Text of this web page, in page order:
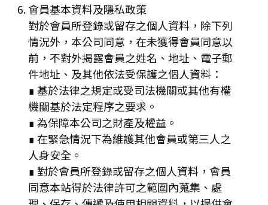
會員基本資料及隱私政策
對於會員所登錄或留存之個人資料，除下列
情況外，本公司同意，在未獲得會員同意以
前，不對外揭露會員之姓名、地址、電子郵
件地址、及其他依法受保護之個人資料：
∎ 基於法律之規定或受司法機關或其他有權
機關基於法定程序之要求。
∎ 為保障本公司之財產及權益。
∎ 在緊急情況下為維護其他會員或第三人之
人身安全。
∎ 對於會員所登錄或留存之個人資料，會員
同意本站得於法律許可之範圍內蒐集、處